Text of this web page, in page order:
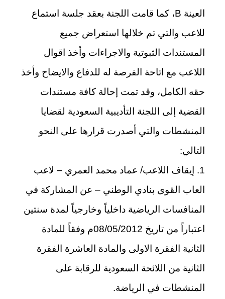
العينة B، كما قامت اللجنة بعقد جلسة استماع
للاعب والتي تم خلالها استعراض جميع
المستندات الثبوتية والاجراءات وأخذ اقوال
اللاعب مع اتاحة الفرصة له للدفاع والايضاح وأخذ
حقه الكامل، وقد تمت إحالة كافة مستندات
القضية إلى اللجنة التأديبية السعودية لقضايا
المنشطات والتي أصدرت قرارها على النحو
التالي:
1. إيقاف اللاعب/ عماد محمد العمري – لاعب
العاب القوى بنادي الوطني – عن المشاركة في
المنافسات الرياضية داخلياً وخارجياً لمدة سنتين
اعتباراً من تاريخ 08/05/2012م وفقاً للمادة
الثانية الفقرة الاولى والمادة العاشرة الفقرة
الثانية من اللائحة السعودية للرقابة على
المنشطات في الرياضة.